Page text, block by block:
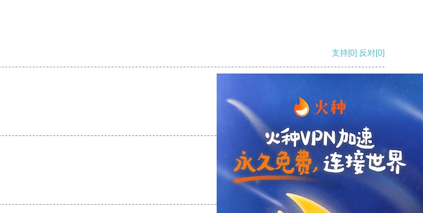
支持[0] 反对[0]
反对